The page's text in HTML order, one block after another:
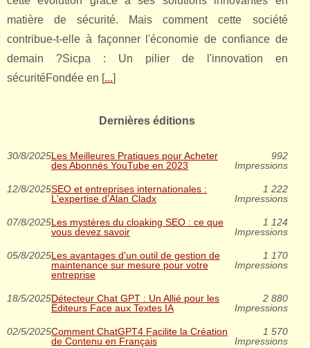
matière de sécurité. Mais comment cette société
contribue-t-elle à façonner l'économie de confiance de
demain ?Sicpa : Un pilier de l'innovation en
sécuritéFondée en [...]
Dernières éditions
30/8/2025Les Meilleures Pratiques pour Acheter
des Abonnés YouTube en 2023
992
Impressions
12/8/2025SEO et entreprises internationales :
L'expertise d'Alan Cladx
1 222
Impressions
07/8/2025Les mystères du cloaking SEO : ce que
vous devez savoir
1 124
Impressions
05/8/2025Les avantages d'un outil de gestion de
maintenance sur mesure pour votre
entreprise
1 170
Impressions
18/5/2025Détecteur Chat GPT : Un Allié pour les
Éditeurs Face aux Textes IA
2 880
Impressions
02/5/2025Comment ChatGPT4 Facilite la Création
de Contenu en Français
1 570
Impressions